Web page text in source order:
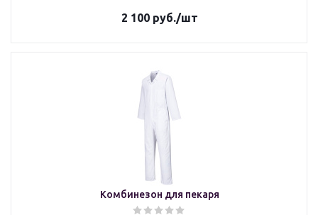
2 100руб./шт
Комбинезон для пекаря